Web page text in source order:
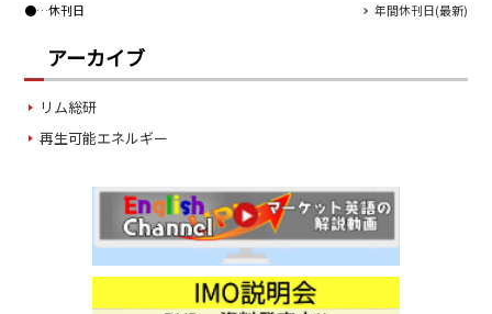
●…休刊日 年間休刊日(最新)
アーカイブ
リム総研
再生可能エネルギー